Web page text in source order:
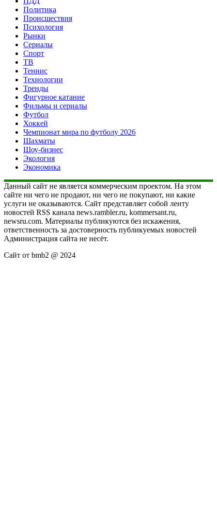
Политика
Происшествия
Психология
Рынки
Сериалы
Спорт
ТВ
Теннис
Технологии
Тренды
Фигурное катание
Фильмы и сериалы
Футбол
Хоккей
Чемпионат мира по футболу 2026
Шахматы
Шоу-бизнес
Экология
Экономика
Данный сайт не является коммерческим проектом. На этом
сайте ни чего не продают, ни чего не покупают, ни какие
услуги не оказываются. Сайт представляет собой ленту
новостей RSS канала news.rambler.ru, kommersant.ru,
newsru.com. Материалы публикуются без искажения,
ответственность за достоверность публикуемых новостей
Администрация сайта не несёт.
Сайт от bmb2 @ 2024